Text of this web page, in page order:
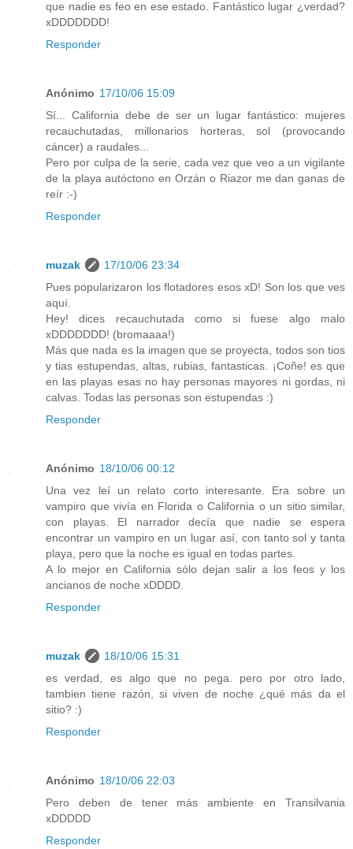
que nadie es feo en ese estado. Fantástico lugar ¿verdad?
xDDDDDDD!
Responder
Anónimo 17/10/06 15:09
Sí... California debe de ser un lugar fantástico: mujeres
recauchutadas, millonarios horteras, sol (provocando
cáncer) a raudales...
Pero por culpa de la serie, cada vez que veo a un vigilante
de la playa autóctono en Orzán o Riazor me dan ganas de
reír :-)
Responder
muzak
17/10/06 23:34
Pues popularizaron los flotadores esos xD! Son los que ves
aquí.
Hey! dices recauchutada como si fuese algo malo
xDDDDDDD! (bromaaaa!)
Más que nada es la imagen que se proyecta, todos son tios
y tias estupendas, altas, rubias, fantasticas. ¡Coñe! es que
en las playas esas no hay personas mayores ni gordas, ni
calvas. Todas las personas son estupendas :)
Responder
Anónimo 18/10/06 00:12
Una vez leí un relato corto interesante. Era sobre un
vampiro que vivía en Florida o California o un sitio similar,
con playas. El narrador decía que nadie se espera
encontrar un vampiro en un lugar así, con tanto sol y tanta
playa, pero que la noche es igual en todas partes.
A lo mejor en California sólo dejan salir a los feos y los
ancianos de noche xDDDD.
Responder
muzak
18/10/06 15:31
es verdad, es algo que no pega. pero por otro lado,
tambien tiene razón, si viven de noche ¿qué más da el
sitio? :)
Responder
Anónimo 18/10/06 22:03
Pero deben de tener más ambiente en Transilvania
xDDDDD
Responder